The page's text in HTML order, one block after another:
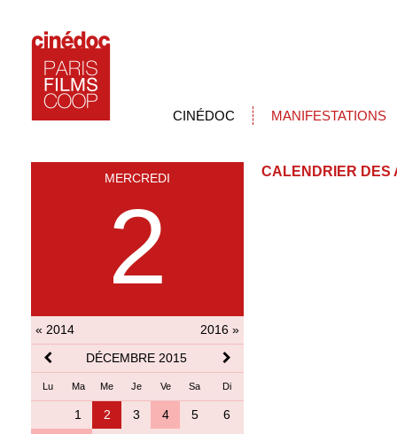
CINÉDOC MANIFESTATIONS
MERCREDI
2
« 2014
2016 »
DÉCEMBRE 2015
Lu Ma Me Je Ve Sa Di
1 2 3 4 5
6
CALENDRIER DES